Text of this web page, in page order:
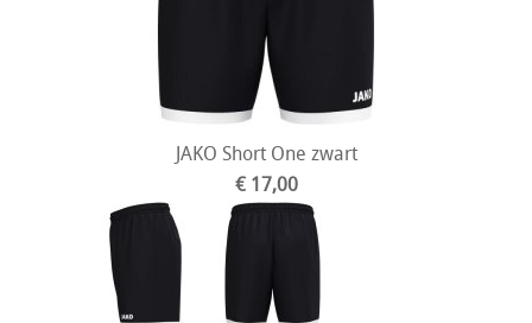
JAKO Short One zwart
€ 17,00